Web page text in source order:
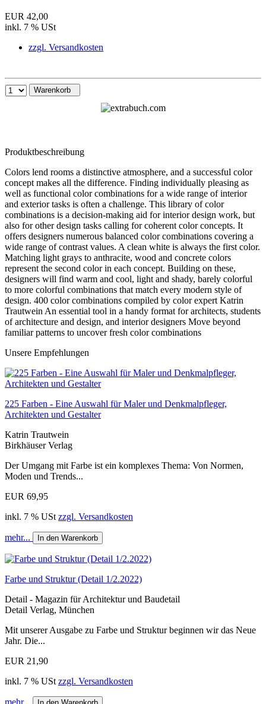
EUR 42,00
inkl. 7 % USt
zzgl. Versandkosten
Warenkorb
Produktbeschreibung
Colors lend rooms a distinctive atmosphere, and a successful color
concept makes all the difference. Finding individually pleasing as
well as functional color combinations for a wide range of interior
and exterior tasks is often a challenge. This library of color
combinations is a decision-making aid for interior design work, but
also for other design tasks calling for coherent color concepts. It
offers designers numerous balanced color combinations covering a
wide range of contrast values. A clean white is always the first color.
Matching light grays to anthracite, wood and concrete colors
represent the second color in each concept. Building on these,
designers will find warm and cool, light and shady, barely colorful
to more colorful combinations that match every modern style of
design. 400 color combinations compiled by color expert Katrin
Trautwein An essential tool in a handy format for architects, students
of architecture and design, and interior designers Move beyond
familiar patterns to uncover fresh color combinations
Unsere Empfehlungen
225 Farben - Eine Auswahl für Maler und Denkmalpfleger,
Architekten und Gestalter
Katrin Trautwein
Birkhäuser Verlag
Der Umgang mit Farbe ist ein komplexes Thema: Von Normen,
Moden und Trends...
EUR 69,95
inkl. 7 % USt zzgl. Versandkosten
mehr... In den Warenkorb
Farbe und Struktur (Detail 1/2.2022)
Detail - Magazin für Architektur und Baudetail
Detail Verlag, München
Mit unserer Ausgabe zu Farbe und Struktur beginnen wir das Neue
Jahr. Die...
EUR 21,90
inkl. 7 % USt zzgl. Versandkosten
mehr...